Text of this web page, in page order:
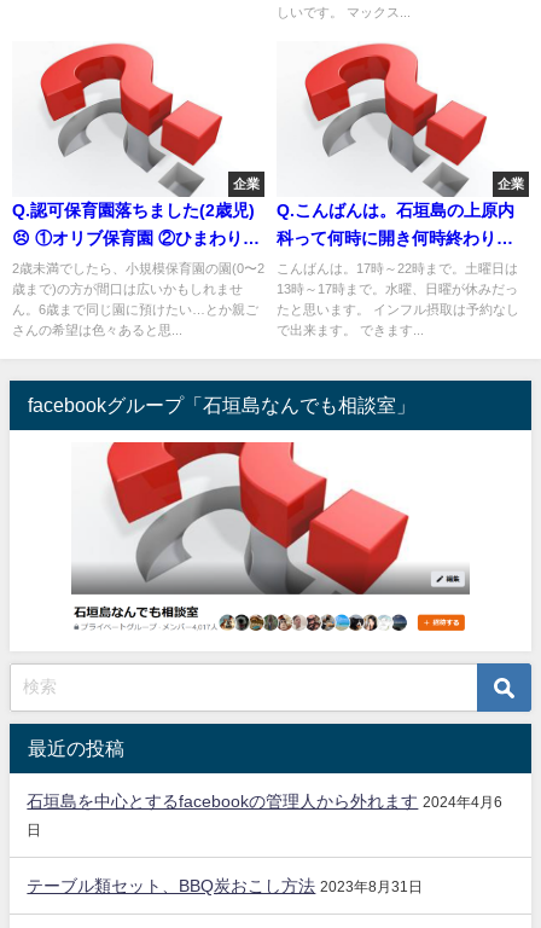
しいです。 マックス...
企業
Q.認可保育園落ちました(2歳児)
😣 ①オリブ保育園 ②ひまわりっ
こ保育園 ③アスク真栄里 3つと
もダメでした😭 今から再調整に
申請出しますが、上の3箇所を今
しょうか。 希望を書こうにも可
能性が低いなら別のところを第1
希望として申請した方がいいの
か悩んでいます。 上の保育所に
ついて、またこの現状を打破で
きそうな方法をご存知の方、小
さなことでも構いません、教え
てください。 お願いします🙏
2歳未満でしたら、小規模保育園の園(0〜2
歳まで)の方が間口は広いかもしれませ
ん。6歳まで同じ園に預けたい…とか親ご
さんの希望は色々あると思...
企業
Q.こんばんは。石垣島の上原内
科って何時に開き何時終わりか
教えて下さい、又インフルエン
ザの注射は予約なしでできます
か？休院はいつか教えて下さ
こんばんは。17時～22時まで。土曜日は
13時～17時まで。水曜、日曜が休みだっ
たと思います。 インフル摂取は予約なし
で出来ます。 できます...
facebookグループ「石垣島なんでも相談室」
最近の投稿
石垣島を中心とするfacebookの管理人から外れます 2024年4月6
日
テーブル類セット、BBQ炭おこし方法 2023年8月31日